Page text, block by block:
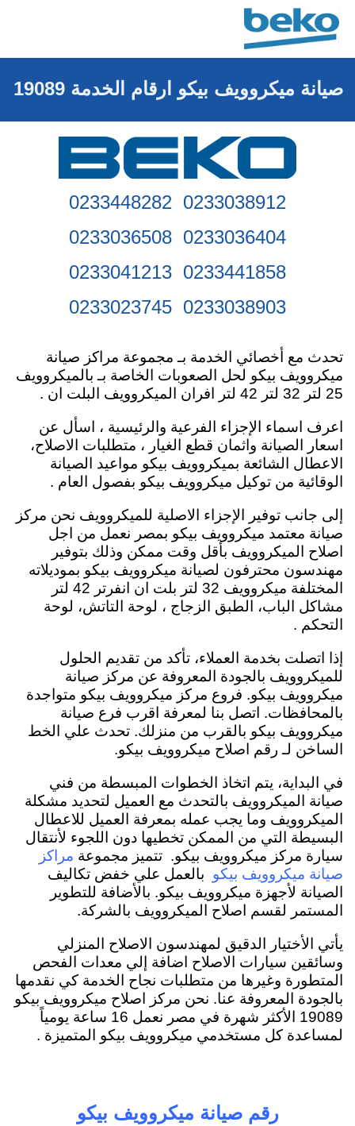
صيانة ميكروويف بيكو ارقام الخدمة 19089
0233038912 0233448282
0233036404 0233036508
0233441858 0233041213
0233038903 0233023745
تحدث مع أخصائي الخدمة بـ مجموعة مراكز صيانة
ميكروويف بيكو لحل الصعوبات الخاصة بـ بالميكروويف
25 لتر 32 لتر 42 لتر افران الميكروويف البلت ان .
اعرف اسماء الإجزاء الفرعية والرئيسية ، اسأل عن
اسعار الصيانة واثمان قطع الغيار ، متطلبات الاصلاح،
الاعطال الشائعة بميكروويف بيكو مواعيد الصيانة
الوقائية من توكيل ميكروويف بيكو بفصول العام .
إلى جانب توفير الإجزاء الاصلية للميكروويف نحن مركز
صيانة معتمد ميكروويف بيكو بمصر نعمل من اجل
اصلاح الميكروويف بأقل وقت ممكن وذلك بتوفير
مهندسون محترفون لصيانة ميكروويف بيكو بموديلاته
المختلفة ميكروويف 32 لتر بلت ان انفرتر 42 لتر
مشاكل الباب، الطبق الزجاج ، لوحة التاتش، لوحة
التحكم .
إذا اتصلت بخدمة العملاء، تأكد من تقديم الحلول
للميكروويف بالجودة المعروفة عن مركز صيانة
ميكروويف بيكو. فروع مركز ميكروويف بيكو متواجدة
بالمحافظات. اتصل بنا لمعرفة اقرب فرع صيانة
ميكروويف بيكو بالقرب من منزلك. تحدث علي الخط
الساخن لـ رقم اصلاح ميكروويف بيكو.
في البداية، يتم اتخاذ الخطوات المبسطة من فني
صيانة الميكروويف بالتحدث مع العميل لتحديد مشكلة
الميكروويف وما يجب عمله بمعرفة العميل للاعطال
البسيطة التي من الممكن تخطيها دون اللجوء لأنتقال
سيارة مركز ميكروويف بيكو. تتميز مجموعة مراكز
صيانة ميكروويف بيكو
بالعمل علي خفض تكاليف
الصيانة لأجهزة ميكروويف بيكو. بالأضافة للتطوير
المستمر لقسم اصلاح الميكروويف بالشركة.
يأتي الأختيار الدقيق لمهندسون الاصلاح المنزلي
وسائقين سيارات الاصلاح اضافة إلي معدات الفحص
المتطورة وغيرها من متطلبات نجاح الخدمة كي نقدمها
بالجودة المعروفة عنا. نحن مركز اصلاح ميكروويف بيكو
19089 الأكثر شهرة في مصر نعمل 16 ساعة يومياً
لمساعدة كل مستخدمي ميكروويف بيكو المتميزة .
رقم صيانة ميكروويف بيكو
صيانة بيكو الرقم الموحد لمركز الخدمة مصر
19089 توكيل اصلاح اجهزة بيكو